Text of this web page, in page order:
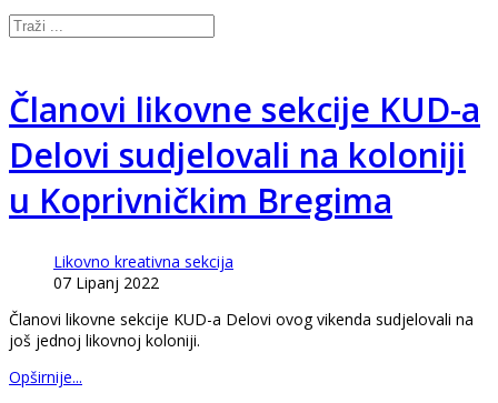
Članovi likovne sekcije KUD-a
Delovi sudjelovali na koloniji
u Koprivničkim Bregima
Likovno kreativna sekcija
07 Lipanj 2022
Članovi likovne sekcije KUD-a Delovi ovog vikenda sudjelovali na
još jednoj likovnoj koloniji.
Opširnije...